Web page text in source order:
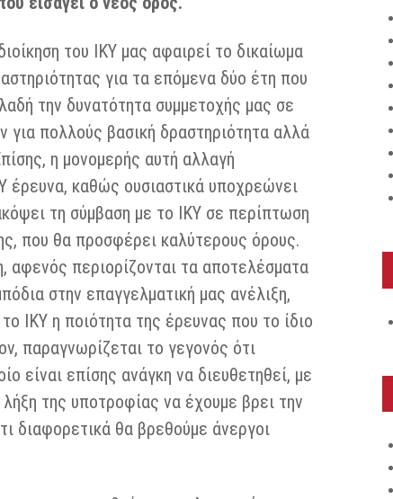
του ΙΚΥ μας αφαιρεί το δικαίωμα
για τα επόμενα δύο έτη που
την δυνατότητα συμμετοχής μας σε
για πολλούς βασική δραστηριότητα αλλά
η μονομερής αυτή αλλαγή
έρευνα, καθώς ουσιαστικά υποχρεώνει
τη σύμβαση με το ΙΚΥ σε περίπτωση
που θα προσφέρει καλύτερους όρους.
αφενός περιορίζονται τα αποτελέσματα
στην επαγγελματική μας ανέλιξη,
ΙΚΥ η ποιότητα της έρευνας που το ίδιο
παραγνωρίζεται το γεγονός ότι
είναι επίσης ανάγκη να διευθετηθεί, με
της υποτροφίας να έχουμε βρει την
διαφορετικά θα βρεθούμε άνεργοι